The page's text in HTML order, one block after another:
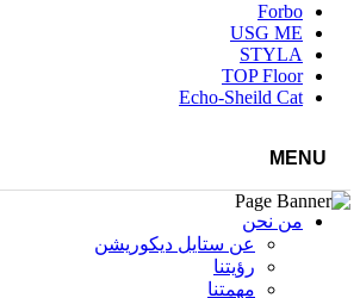
Forbo
USG ME
STYLA
TOP Floor
Echo-Sheild Cat
MENU
من نحن
عن ستايل ديكوريشن
رؤيتنا
مهمتنا